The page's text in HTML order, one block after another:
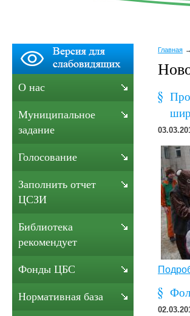
Главная
О нас
Муниципальное
задание
Голосование
Заполнить отчет
ЦСЗИ
Библиотека
рекомендует
Фонды ЦБС
Нормативная база